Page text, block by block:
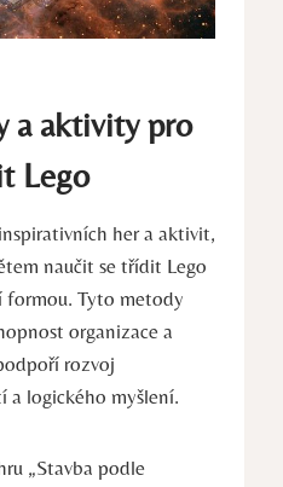
a ⁣aktivity pro
Lego
her a aktivit,
naučit se třídit Lego
⁣formou. ‌Tyto⁣ metody
organizace a
rozvoj
a logického myšlení.
„Stavba podle